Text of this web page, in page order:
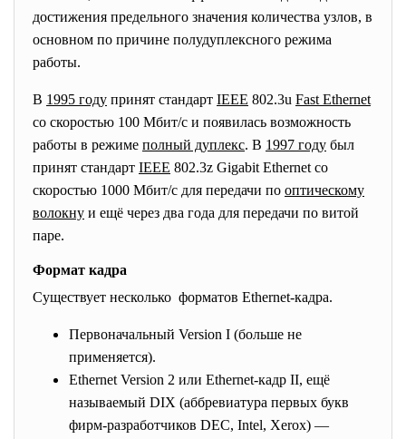
достижения предельного значения количества узлов, в
основном по причине полудуплексного режима
работы.
В 1995 году принят стандарт IEEE 802.3u Fast Ethernet
со скоростью 100 Мбит/с и появилась возможность
работы в режиме полный дуплекс. В 1997 году был
принят стандарт IEEE 802.3z Gigabit Ethernet со
скоростью 1000 Мбит/с для передачи по оптическому
волокну и ещё через два года для передачи по витой
паре.
Формат кадра
Существует несколько форматов Ethernet-кадра.
Первоначальный Version I (больше не
применяется).
Ethernet Version 2 или Ethernet-кадр II, ещё
называемый DIX (аббревиатура первых букв
фирм-разработчиков DEC, Intel, Xerox) —